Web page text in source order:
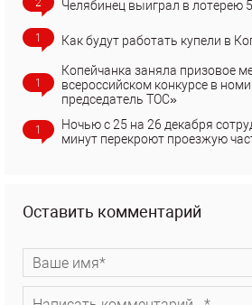
2 Челябинец выиграл в лотерею
1 Как будут работать купели в
1
Копейчанка заняла призовое
всероссийском конкурсе в
председатель ТОС»
1
Ночью с 25 на 26 декабря
минут перекроют проезжую
Оставить комментарий